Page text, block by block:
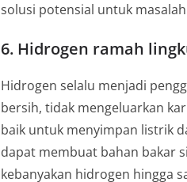
solusi potensial untuk
6. Hidrogen ramah
Hidrogen selalu menjadi
bersih, tidak mengeluarkan
baik untuk menyimpan listrik
dapat membuat bahan bakar
kebanyakan hidrogen hingga